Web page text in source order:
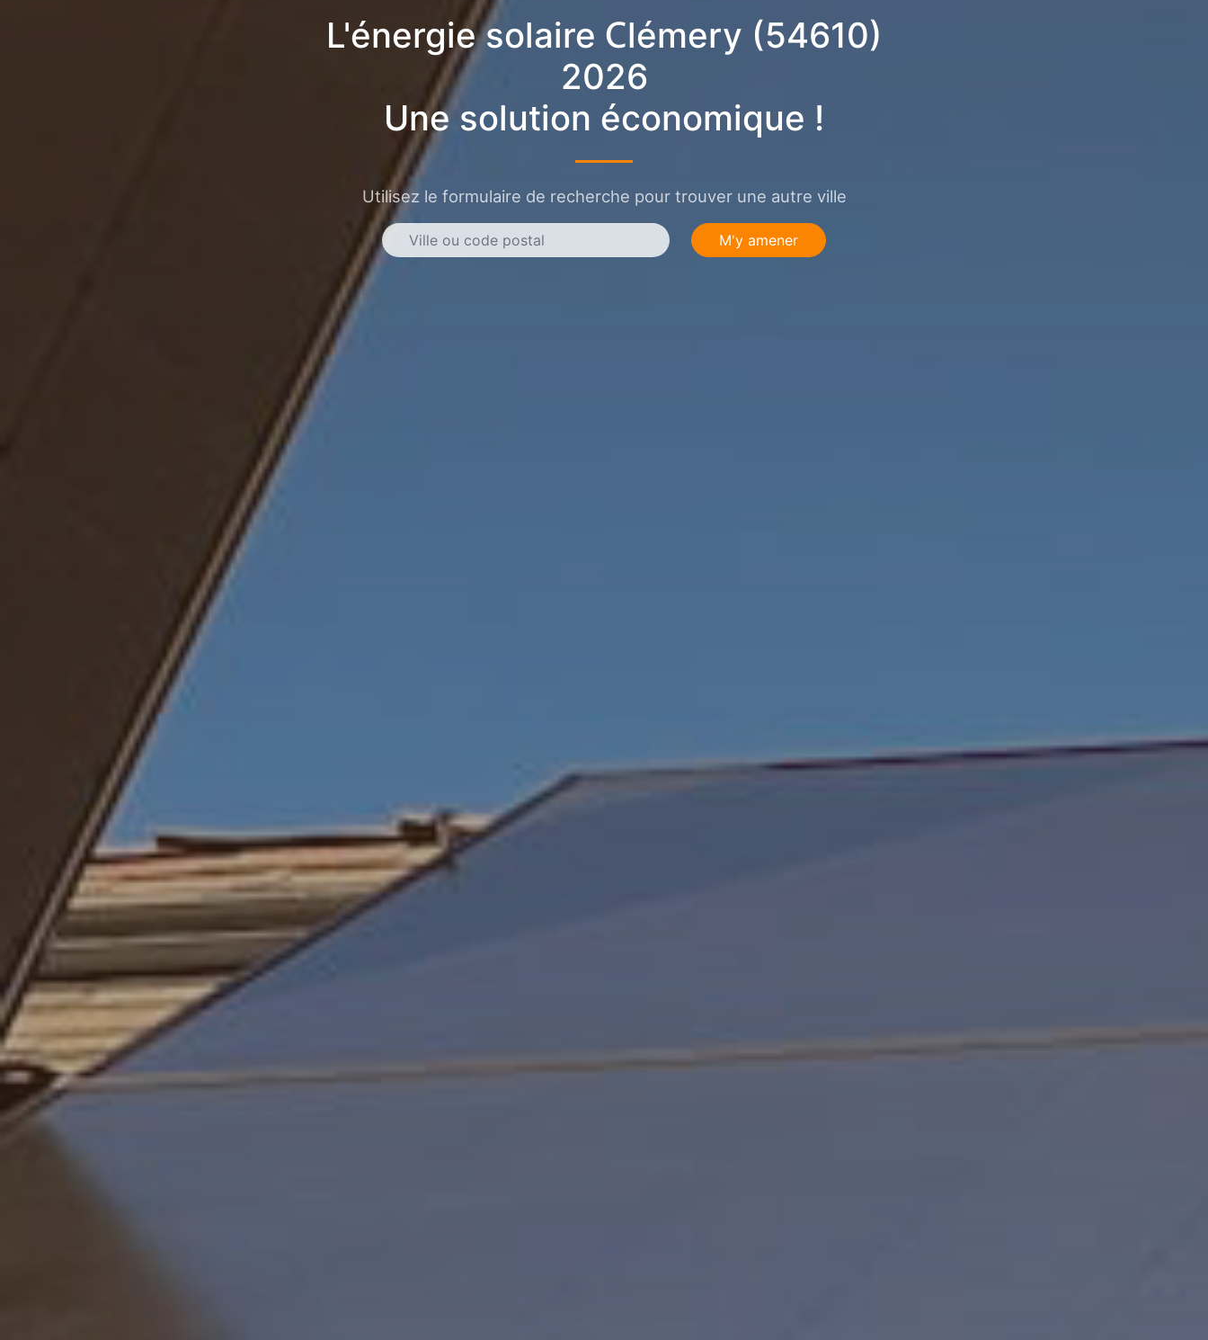
L'énergie solaire Clémery (54610)
2026
Une solution économique !
Utilisez le formulaire de recherche pour trouver une autre ville
M'y amener